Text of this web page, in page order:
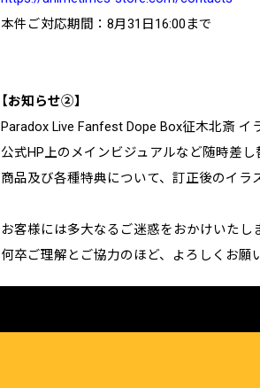
本件ご対応期間：8月31日16:00まで
【お知らせ②】
Paradox Live Fanfest Dope Box征木北斎
公式HP上のメインビジュアルなど随時差し
商品及び各種特典について、訂正後のイラ
お客様には多大なるご迷惑をおかけいたし
何卒ご理解とご協力のほど、よろしくお願